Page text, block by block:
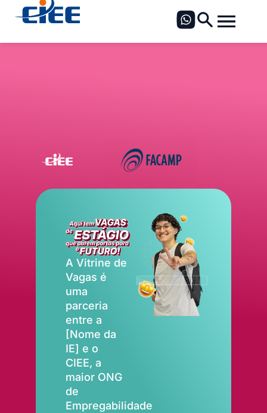
A Vitrine de
Vagas é
uma
parceria
entre a
[Nome da
IE] e o
CIEE, a
maior ONG
de
Empregabilidade